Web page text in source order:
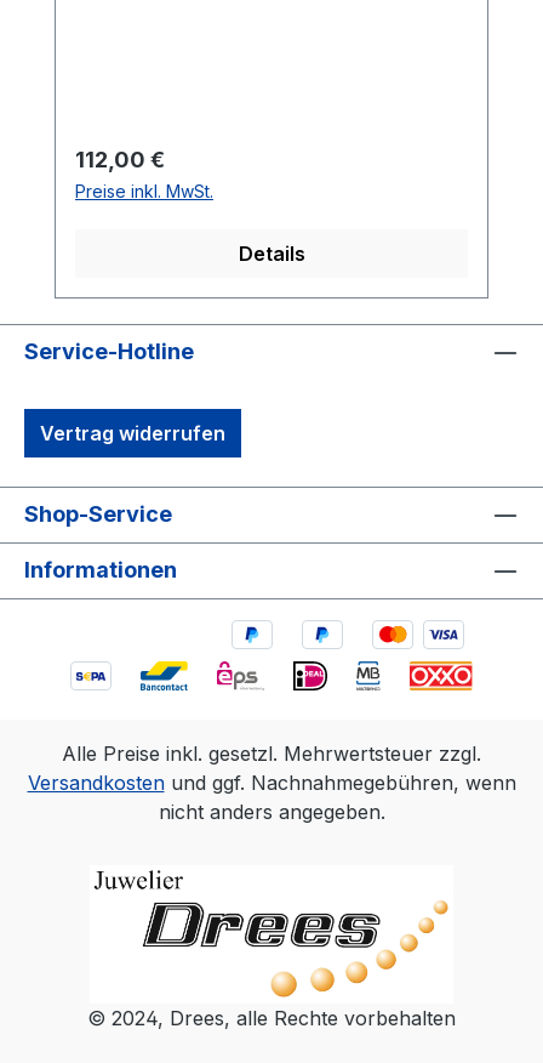
Regulärer Preis:
112,00 €
Preise inkl. MwSt.
Details
Service-Hotline
Vertrag widerrufen
Shop-Service
Informationen
Alle Preise inkl. gesetzl. Mehrwertsteuer zzgl.
Versandkostenund ggf. Nachnahmegebühren, wenn
nicht anders angegeben.
© 2024, Drees, alle Rechte vorbehalten